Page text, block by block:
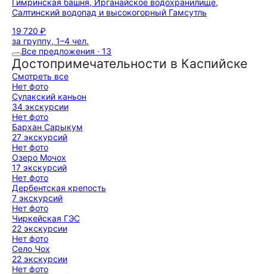
Гимринская башня, Ирганайское водохранилище,
Салтинский водопад и высокогорный Гамсутль
19 720 ₽
за группу, 1–4 чел.
Все предложения · 13
Достопримечательности в Каспийске
Смотреть все
Нет фото
Сулакский каньон
34 экскурсии
Нет фото
Бархан Сарыкум
27 экскурсий
Нет фото
Озеро Мочох
17 экскурсий
Нет фото
Дербентская крепость
7 экскурсий
Нет фото
Чиркейская ГЭС
22 экскурсии
Нет фото
Село Чох
22 экскурсии
Нет фото